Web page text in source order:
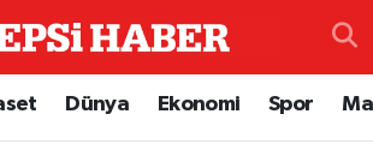
Dünya Ekonomi Spor